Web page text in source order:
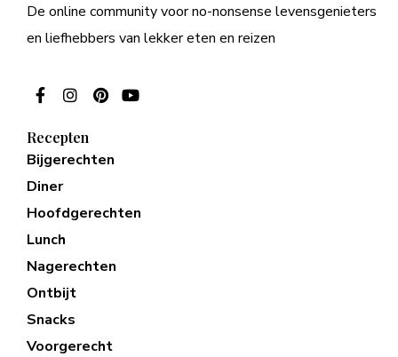
De online community voor no-nonsense levensgenieters
en liefhebbers van lekker eten en reizen
Recepten
Bijgerechten
Diner
Hoofdgerechten
Lunch
Nagerechten
Ontbijt
Snacks
Voorgerecht